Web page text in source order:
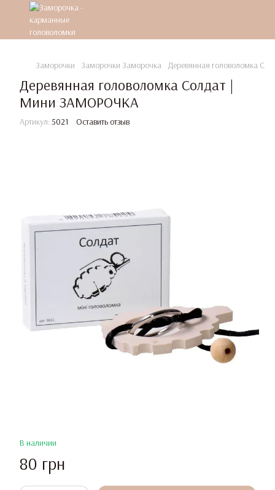
Заморочки Заморочки Заморочка Деревянная головоломка
Деревянная головоломка Солдат |
Мини ЗАМОРОЧКА
Артикул: 5021 Оставить отзыв
В наличии
80 грн